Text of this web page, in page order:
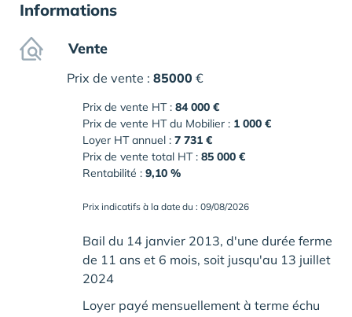
Informations
Vente
Prix de vente : 85000 €
Prix de vente HT : 84 000 €
Prix de vente HT du Mobilier : 1 000 €
Loyer HT annuel : 7 731 €
Prix de vente total HT : 85 000 €
Rentabilité : 9,10 %
Prix indicatifs à la date du : 09/08/2026
Bail du 14 janvier 2013, d'une durée ferme
de 11 ans et 6 mois, soit jusqu'au 13 juillet
2024
Loyer payé mensuellement à terme échu